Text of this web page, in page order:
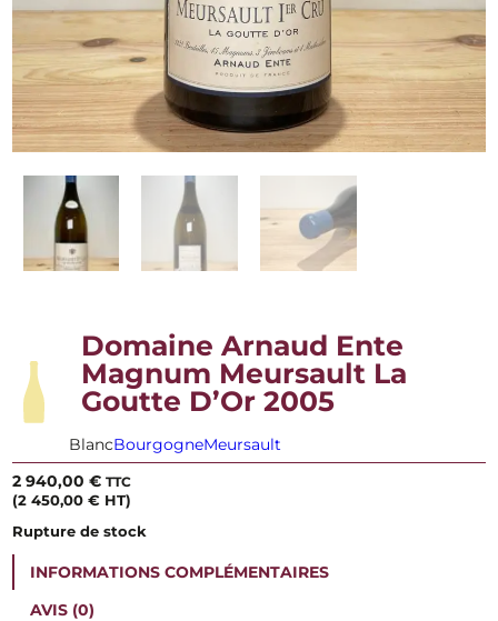
Domaine Arnaud Ente
Magnum Meursault La
Goutte D’Or 2005
BlancBourgogneMeursault
2 940,00 € TTC
(2 450,00 €HT)
Rupture de stock
INFORMATIONS COMPLÉMENTAIRES
AVIS (0)